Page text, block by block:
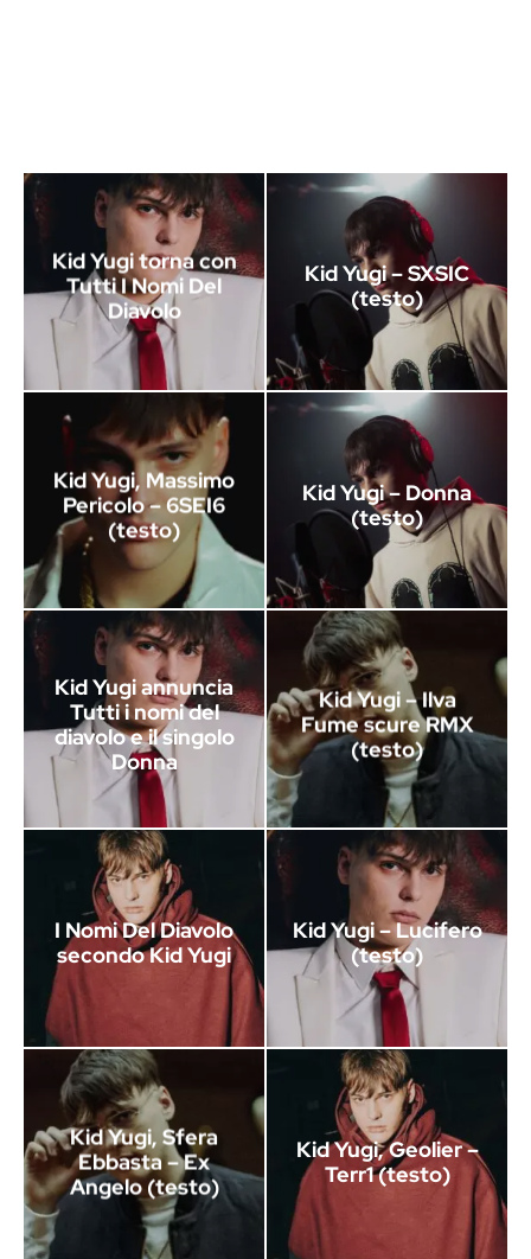
Kid Yugi torna con
Tutti I Nomi Del
Diavolo
Kid Yugi – SXSIC
(testo)
Kid Yugi, Massimo
Pericolo – 6SEI6
(testo)
Kid Yugi – Donna
(testo)
Kid Yugi annuncia
Tutti i nomi del
diavolo e il singolo
Donna
Kid Yugi – Ilva
Fume scure RMX
(testo)
I Nomi Del Diavolo
secondo Kid Yugi
Kid Yugi – Lucifero
(testo)
Kid Yugi, Sfera
Ebbasta – Ex
Angelo (testo)
Kid Yugi, Geolier –
Terr1 (testo)